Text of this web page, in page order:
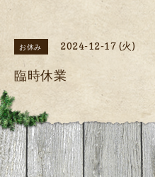
お休み 2024-12-17 (火)
臨時休業